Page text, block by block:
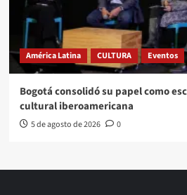
América Latina CULTURA Eventos
Bogotá consolidó su papel como
cultural iberoamericana
5 de agosto de 2026 0